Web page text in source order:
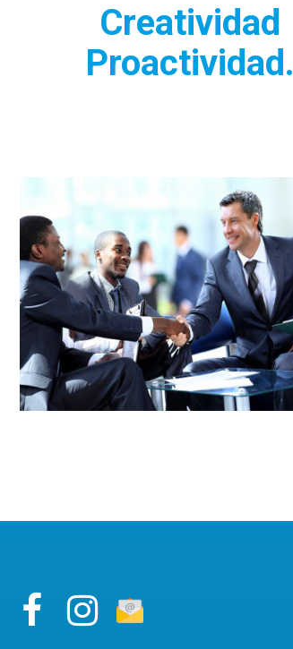
Creatividad
Proactividad.